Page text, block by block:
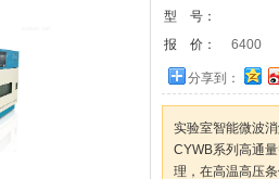
型 号：
报 价：
6400
分享到：
实验室智能微波
CYWB系列高通
理，在高温高压